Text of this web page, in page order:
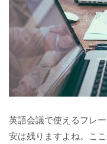
英語会議で使えるフレ
安は残りますよね。こ